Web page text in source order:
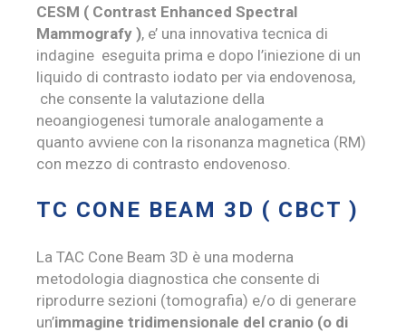
CESM ( Contrast Enhanced Spectral
Mammografy ), e’ una innovativa tecnica di
indagine eseguita prima e dopo l’iniezione di un
liquido di contrasto iodato per via endovenosa,
che consente la valutazione della
neoangiogenesi tumorale analogamente a
quanto avviene con la risonanza magnetica (RM)
con mezzo di contrasto endovenoso.
TC CONE BEAM 3D ( CBCT )
La TAC Cone Beam 3D è una moderna
metodologia diagnostica che consente di
riprodurre sezioni (tomografia) e/o di generare
un’immagine tridimensionale del cranio (o di